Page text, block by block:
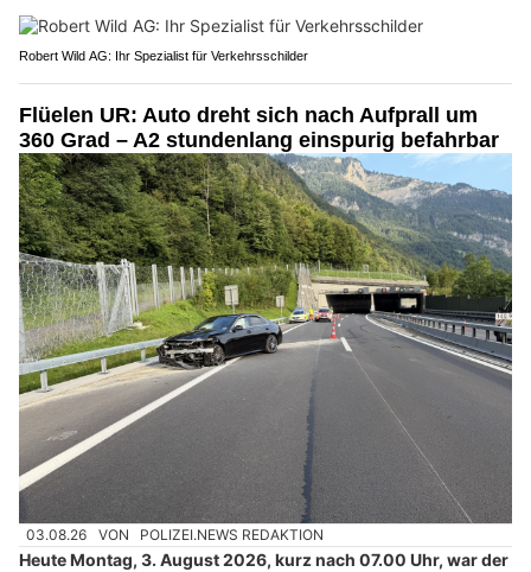
Robert Wild AG: Ihr Spezialist für Verkehrsschilder
Flüelen UR: Auto dreht sich nach Aufprall um
360 Grad – A2 stundenlang einspurig befahrbar
03.08.26 VON POLIZEI.NEWS REDAKTION
Heute Montag, 3. August 2026, kurz nach 07.00 Uhr, war der